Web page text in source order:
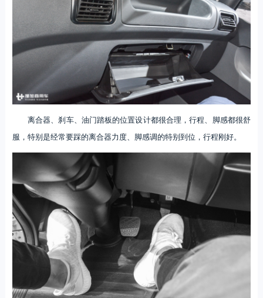
离合器、刹车、油门踏板的位置设计都很合理，行程、脚感都很舒
服，特别是经常要踩的离合器力度、脚感调的特别到位，行程刚好。